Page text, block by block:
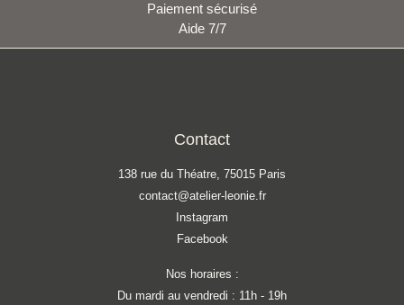
Paiement sécurisé
Aide 7/7
Contact
138 rue du Théatre, 75015 Paris
contact@atelier-leonie.fr
Instagram
Facebook
Nos horaires :
Du mardi au vendredi : 11h - 19h